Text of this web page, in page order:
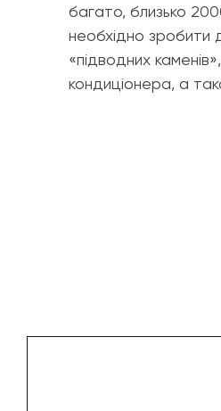
багато, близько
необхідно зробити
«підводних
кондиціонера, а